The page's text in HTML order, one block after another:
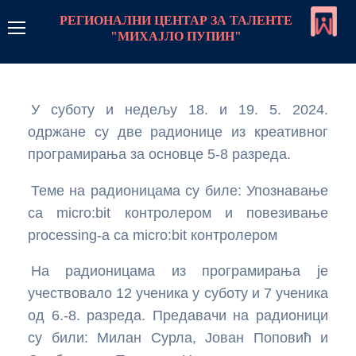
РЕГИОНАЛНИ ЦЕНТАР ЗА ТАЛЕНТЕ
"МИХАЈЛО ПУПИН"
Линкови
Контакт
Пријава
Програм рада
Стратегије рада са даровитим ученицима
Стална школа
Летње школе и колоније
Центар
Монографија центра
О нама чланак
Такмичења
Такмичења програми
Предмети
У суботу и недељу 18. и 19. 5. 2024.
одржане су две радионице из креативног
програмирања за основце 5-8 разреда.
Теме на радионицама су биле: Упознавање
са micro:bit контролером и повезивање
processing-a са micro:bit контролером
На радионицама из програмирања је
учествовало 12 ученика у суботу и 7 ученика
од 6.-8. разреда. Предавачи на радионици
су били: Милан Сурла, Јован Поповић и